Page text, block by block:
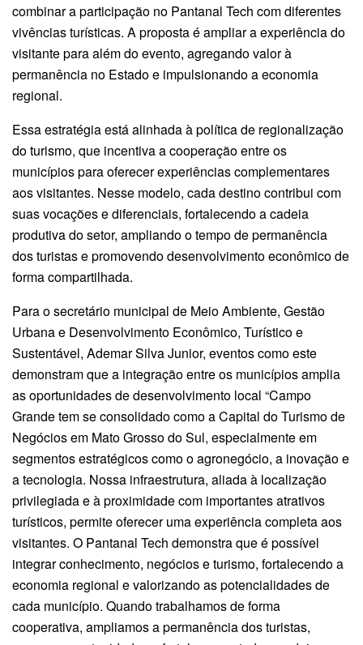
combinar a participação no Pantanal Tech com diferentes
vivências turísticas. A proposta é ampliar a experiência do
visitante para além do evento, agregando valor à
permanência no Estado e impulsionando a economia
regional.
Essa estratégia está alinhada à política de regionalização
do turismo, que incentiva a cooperação entre os
municípios para oferecer experiências complementares
aos visitantes. Nesse modelo, cada destino contribui com
suas vocações e diferenciais, fortalecendo a cadeia
produtiva do setor, ampliando o tempo de permanência
dos turistas e promovendo desenvolvimento econômico de
forma compartilhada.
Para o secretário municipal de Meio Ambiente, Gestão
Urbana e Desenvolvimento Econômico, Turístico e
Sustentável, Ademar Silva Junior, eventos como este
demonstram que a integração entre os municípios amplia
as oportunidades de desenvolvimento local “Campo
Grande tem se consolidado como a Capital do Turismo de
Negócios em Mato Grosso do Sul, especialmente em
segmentos estratégicos como o agronegócio, a inovação e
a tecnologia. Nossa infraestrutura, aliada à localização
privilegiada e à proximidade com importantes atrativos
turísticos, permite oferecer uma experiência completa aos
visitantes. O Pantanal Tech demonstra que é possível
integrar conhecimento, negócios e turismo, fortalecendo a
economia regional e valorizando as potencialidades de
cada município. Quando trabalhamos de forma
cooperativa, ampliamos a permanência dos turistas,